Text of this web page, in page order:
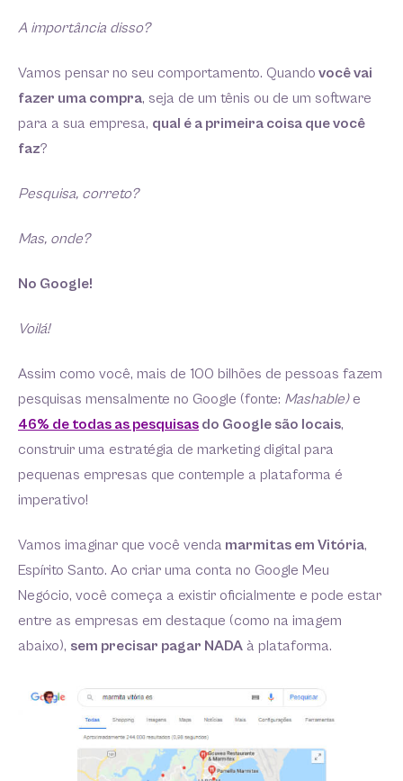
A importância disso?
Vamos pensar no seu comportamento. Quando você vai
fazer uma compra, seja de um tênis ou de um software
para a sua empresa, qual é a primeira coisa que você
faz?
Pesquisa, correto?
Mas, onde?
No Google!
Voilá!
Assim como você, mais de 100 bilhões de pessoas fazem
pesquisas mensalmente no Google (fonte: Mashable)e
46% de todas as pesquisas do Google são locais,
construir uma estratégia de marketing digital para
pequenas empresas que contemple a plataforma é
imperativo!
Vamos imaginar que você venda marmitas em Vitória,
Espírito Santo. Ao criar uma conta no Google Meu
Negócio, você começa a existir oficialmente e pode estar
entre as empresas em destaque (como na imagem
abaixo), sem precisar pagar NADA à plataforma.